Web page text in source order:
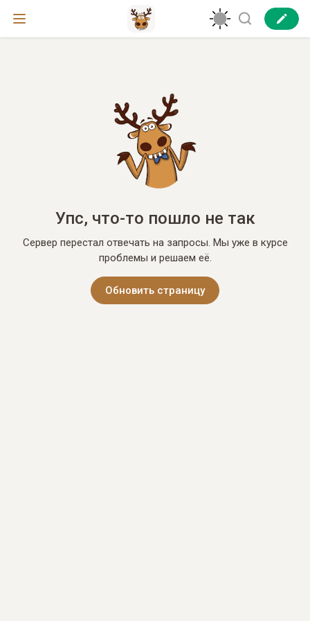
Упс, что-то пошло не так
Сервер перестал отвечать на запросы. Мы уже в курсе
проблемы и решаем её.
Обновить страницу